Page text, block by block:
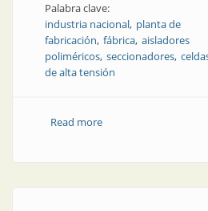
Palabra clave:
industria nacional planta de
fabricación fábrica aisladores
poliméricos seccionadores
de alta tensión
Read moreabout Así es la